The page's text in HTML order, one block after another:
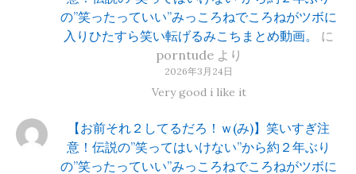
の”笑ったっていい”みっころねでころねがツボに
入りひたすら笑い転げるみこちまとめ動画。
に
porntudeより
2026年3月24日
Very good i like it
【お前それ２してるだろ！ｗ(み)】笑いすぎ注
意！伝説の”笑ってはいけない”から約２年ぶり
の”笑ったっていい”みっころねでころねがツボに